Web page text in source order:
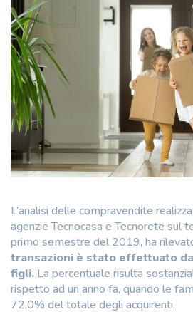
L’analisi delle compravendite
agenzie Tecnocasa e Tecnorete sul
primo semestre del 2019, ha
transazioni è stato effettuato
figli. La percentuale risulta
rispetto ad un anno fa, quando le
72,0% del totale degli acquirenti.